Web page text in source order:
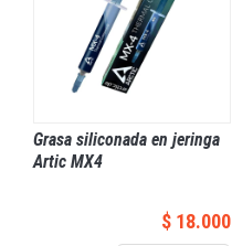
Grasa siliconada en jeringa
Artic MX4
$ 18.000